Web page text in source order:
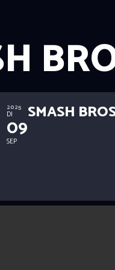
2025
DI
09
SEP
SMASH